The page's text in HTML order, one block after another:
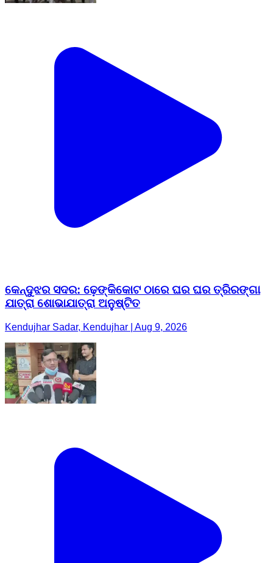
କେନ୍ଦୁଝର ସଦର: ଢ଼େଙ୍କିକୋଟ ଠାରେ ଘର ଘର ତ୍ରିରଙ୍ଗା
ଯାତ୍ରା ଶୋଭାଯାତ୍ରା ଅନୁଷ୍ଟିତ
Kendujhar Sadar, Kendujhar | Aug 9, 2026